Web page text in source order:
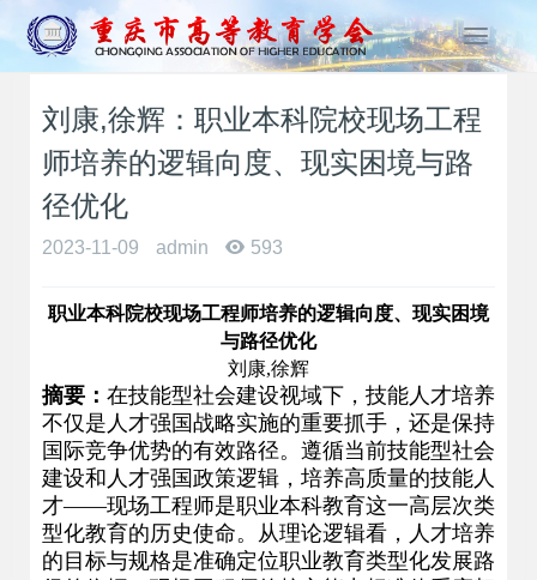
T
o
g
g
i
o
n
刘康,徐辉：职业本科院校现场工程
师培养的逻辑向度、现实困境与路
径优化
2023-11-09 admin 593
职业本科院校现场工程师培养的逻辑向度、现实困境
与路径优化
刘康,徐辉
摘要： 在技能型社会建设视域下，技能人才培养
不仅是人才强国战略实施的重要抓手，还是保持
国际竞争优势的有效路径。遵循当前技能型社会
建设和人才强国政策逻辑，培养高质量的技能人
才——现场工程师是职业本科教育这一高层次类
型化教育的历史使命。从理论逻辑看，人才培养
的目标与规格是准确定位职业教育类型化发展路